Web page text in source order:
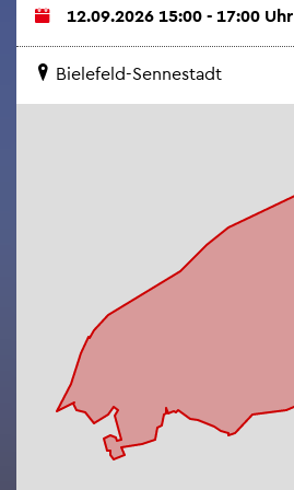
12.09.2026 15:00 - 17:00 Uhr
Bie­le­feld-Sen­ne­stadt